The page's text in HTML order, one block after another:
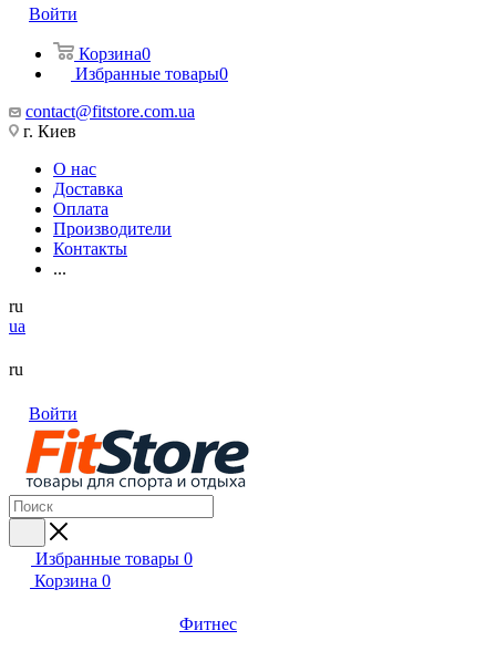
Войти
Корзина0
Избранные товары0
contact@fitstore.com.ua
г. Киев
О нас
Доставка
Оплата
Производители
Контакты
...
ru
ua
ru
Войти
Избранные товары 0
Корзина 0
Фитнес